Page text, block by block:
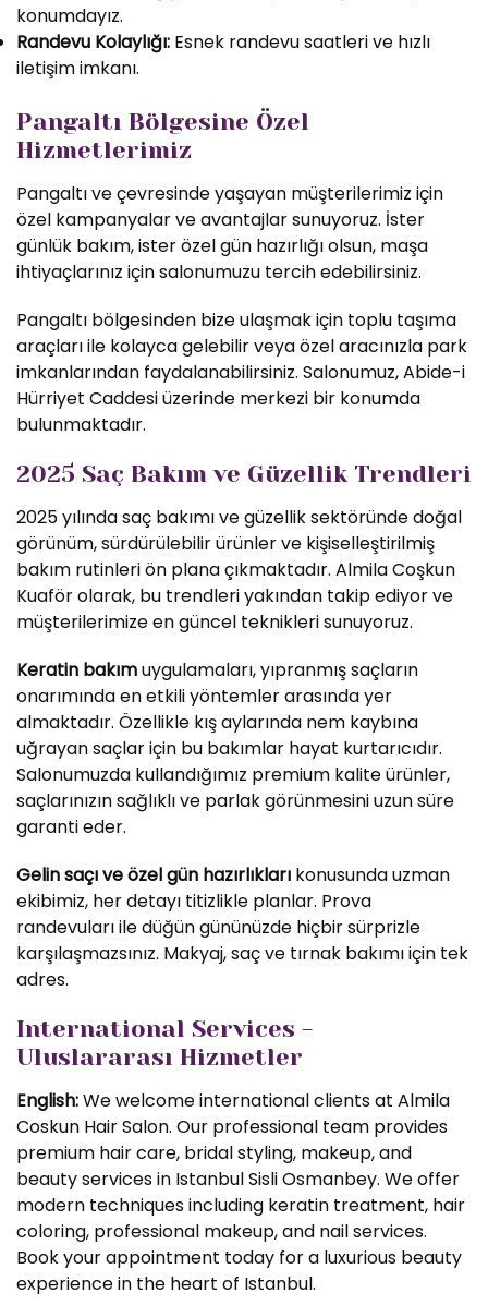
konumdayız.
Randevu Kolaylığı: Esnek randevu saatleri ve hızlı
iletişim imkanı.
Pangaltı Bölgesine Özel
Hizmetlerimiz
Pangaltı ve çevresinde yaşayan müşterilerimiz için
özel kampanyalar ve avantajlar sunuyoruz. İster
günlük bakım, ister özel gün hazırlığı olsun, maşa
ihtiyaçlarınız için salonumuzu tercih edebilirsiniz.
Pangaltı bölgesinden bize ulaşmak için toplu taşıma
araçları ile kolayca gelebilir veya özel aracınızla park
imkanlarından faydalanabilirsiniz. Salonumuz, Abide-i
Hürriyet Caddesi üzerinde merkezi bir konumda
bulunmaktadır.
2025 Saç Bakım ve Güzellik Trendleri
2025 yılında saç bakımı ve güzellik sektöründe doğal
görünüm, sürdürülebilir ürünler ve kişiselleştirilmiş
bakım rutinleri ön plana çıkmaktadır. Almila Coşkun
Kuaför olarak, bu trendleri yakından takip ediyor ve
müşterilerimize en güncel teknikleri sunuyoruz.
Keratin bakımuygulamaları, yıpranmış saçların
onarımında en etkili yöntemler arasında yer
almaktadır. Özellikle kış aylarında nem kaybına
uğrayan saçlar için bu bakımlar hayat kurtarıcıdır.
Salonumuzda kullandığımız premium kalite ürünler,
saçlarınızın sağlıklı ve parlak görünmesini uzun süre
garanti eder.
Gelin saçı ve özel gün hazırlıkları konusunda uzman
ekibimiz, her detayı titizlikle planlar. Prova
randevuları ile düğün gününüzde hiçbir sürprizle
karşılaşmazsınız. Makyaj, saç ve tırnak bakımı için tek
adres.
International Services -
Uluslararası Hizmetler
English:We welcome international clients at Almila
Coskun Hair Salon. Our professional team provides
premium hair care, bridal styling, makeup, and
beauty services in Istanbul Sisli Osmanbey. We offer
modern techniques including keratin treatment, hair
coloring, professional makeup, and nail services.
Book your appointment today for a luxurious beauty
experience in the heart of Istanbul.